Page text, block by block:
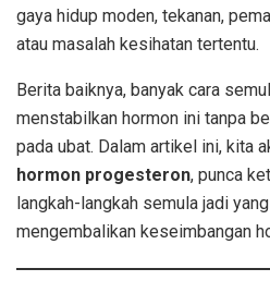
gaya hidup moden, tekanan,
atau masalah kesihatan tertentu.
Berita baiknya, banyak cara
menstabilkan hormon ini tanpa
pada ubat. Dalam artikel ini, kita
hormon progesteron, punca
langkah-langkah semula jadi
mengembalikan keseimbangan